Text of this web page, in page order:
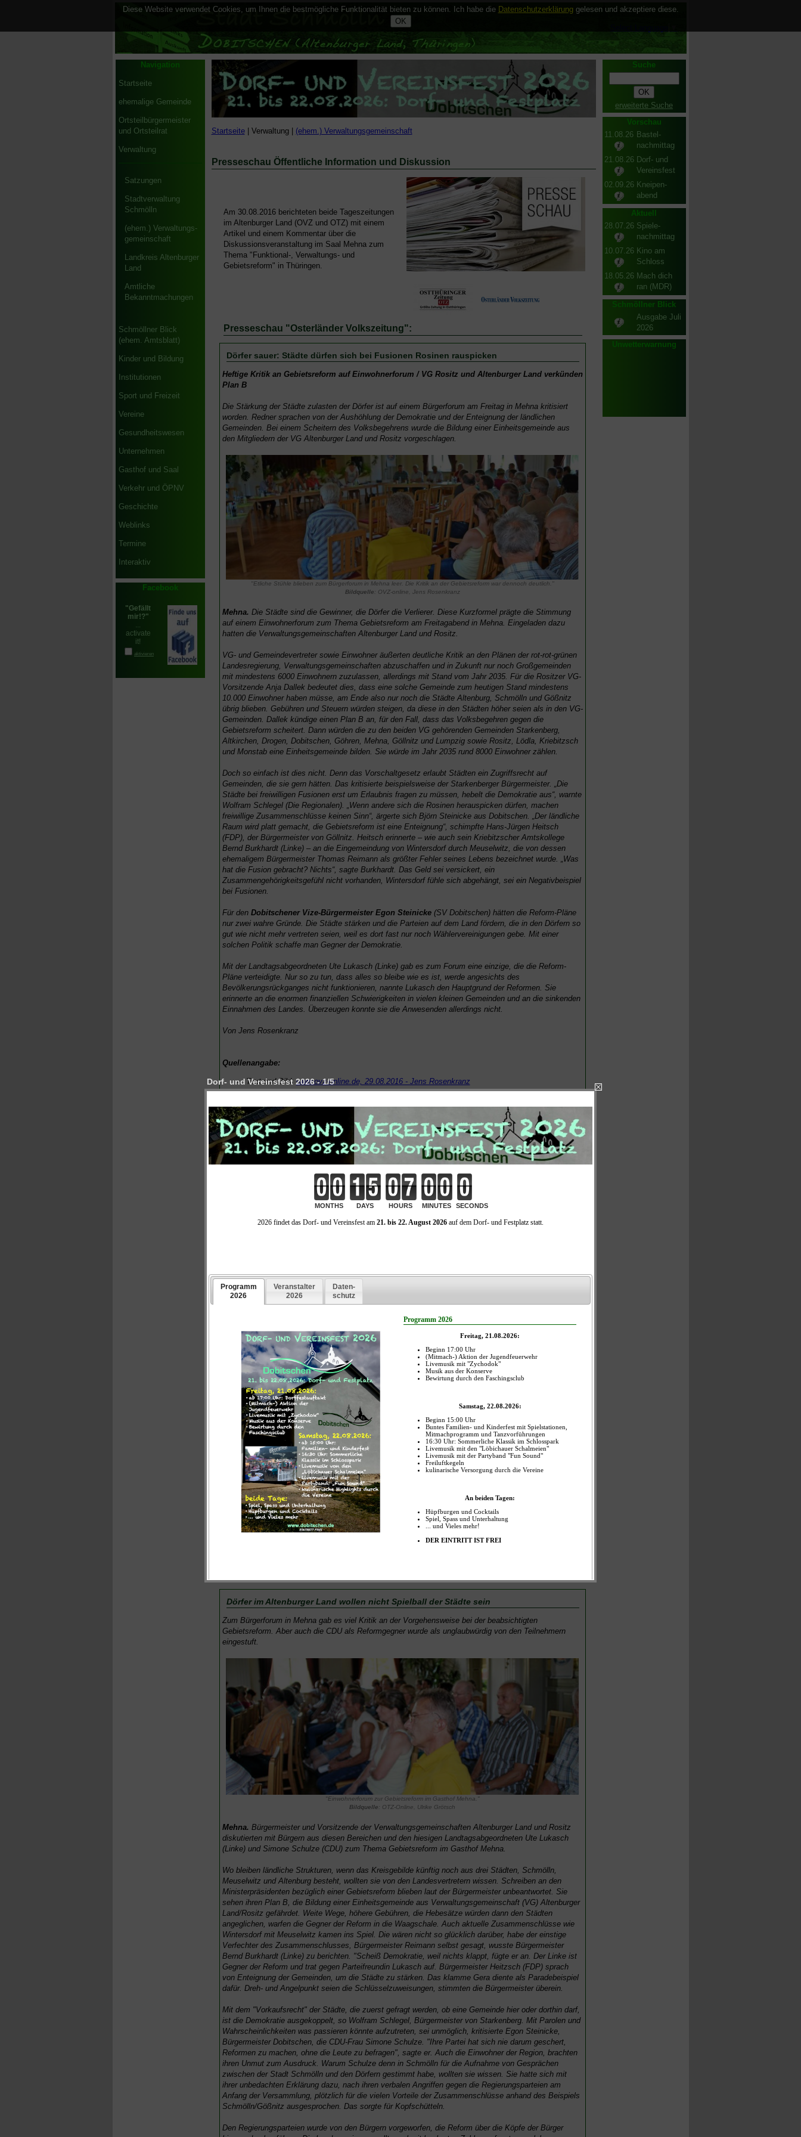
Navigation
Startseite
ehemalige Gemeinde
Ortsteilbürgermeister
und Ortsteilrat
Verwaltung
Satzungen
Stadtverwaltung
Schmölln
(ehem.) Verwaltungs-
gemeinschaft
Landkreis Altenburger
Land
Amtliche
Bekanntmachungen
Schmöllner Blick
(ehem. Amtsblatt)
Kinder und Bildung
Institutionen
Sport und Freizeit
Vereine
Gesundheitswesen
Unternehmen
Gasthof und Saal
Verkehr und ÖPNV
Geschichte
Weblinks
Termine
Interaktiv
Facebook
Startseite| Verwaltung | (ehem.) Verwaltungsgemeinschaft
Presseschau Öffentliche Information und Diskussion
Am 30.08.2016 berichteten beide Tageszeitungen
im Altenburger Land (OVZ und OTZ) mit einem
Artikel und einem Kommentar über die
Diskussionsveranstaltung im Saal Mehna zum
Thema "Funktional-, Verwaltungs- und
Gebietsreform" in Thüringen.
Presseschau "Osterländer Volkszeitung":
Dörfer sauer: Städte dürfen sich bei Fusionen Rosinen rauspicken
Heftige Kritik an Gebietsreform auf Einwohnerforum / VG Rositz und Altenburger Land verkünden
Plan B
Die Stärkung der Städte zulasten der Dörfer ist auf einem Bürgerforum am Freitag in Mehna kritisiert
worden. Redner sprachen von der Aushöhlung der Demokratie und der Enteignung der ländlichen
Gemeinden. Bei einem Scheitern des Volksbegehrens wurde die Bildung einer Einheitsgemeinde aus
den Mitgliedern der VG Altenburger Land und Rositz vorgeschlagen.
"Etliche Stühle blieben zum Bürgerforum in Mehna leer. Die Kritik an der Gebietsreform war dennoch deutlich."
Bildquelle: OVZ-online, Jens Rosenkranz
Mehna. Die Städte sind die Gewinner, die Dörfer die Verlierer. Diese Kurzformel prägte die Stimmung
auf einem Einwohnerforum zum Thema Gebietsreform am Freitagabend in Mehna. Eingeladen dazu
hatten die Verwaltungsgemeinschaften Altenburger Land und Rositz.
VG- und Gemeindevertreter sowie Einwohner äußerten deutliche Kritik an den Plänen der rot-rot-grünen
Landesregierung, Verwaltungsgemeinschaften abzuschaffen und in Zukunft nur noch Großgemeinden
mit mindestens 6000 Einwohnern zuzulassen, allerdings mit Stand vom Jahr 2035. Für die Rositzer VG-
Vorsitzende Anja Dallek bedeutet dies, dass eine solche Gemeinde zum heutigen Stand mindestens
10.000 Einwohner haben müsse, am Ende also nur noch die Städte Altenburg, Schmölln und Gößnitz
übrig blieben. Gebühren und Steuern würden steigen, da diese in den Städten höher seien als in den VG-
Gemeinden. Dallek kündige einen Plan B an, für den Fall, dass das Volksbegehren gegen die
Gebietsreform scheitert. Dann würden die zu den beiden VG gehörenden Gemeinden Starkenberg,
Altkirchen, Drogen, Dobitschen, Göhren, Mehna, Göllnitz und Lumpzig sowie Rositz, Lödla, Kriebitzsch
und Monstab eine Einheitsgemeinde bilden. Sie würde im Jahr 2035 rund 8000 Einwohner zählen.
Doch so einfach ist dies nicht. Denn das Vorschaltgesetz erlaubt Städten ein Zugriffsrecht auf
Gemeinden, die sie gern hätten. Das kritisierte beispielsweise der Starkenberger Bürgermeister. „Die
Städte bei freiwilligen Fusionen erst um Erlaubnis fragen zu müssen, hebelt die Demokratie aus“, warnte
Wolfram Schlegel (Die Regionalen). „Wenn andere sich die Rosinen herauspicken dürfen, machen
freiwillige Zusammenschlüsse keinen Sinn“, ärgerte sich Björn Steinicke aus Dobitschen. „Der ländliche
Raum wird platt gemacht, die Gebietsreform ist eine Enteignung“, schimpfte Hans-Jürgen Heitsch
(FDP), der Bürgermeister von Göllnitz. Heitsch erinnerte – wie auch sein Kriebitzscher Amtskollege
Bernd Burkhardt (Linke) – an die Eingemeindung von Wintersdorf durch Meuselwitz, die von dessen
ehemaligem Bürgermeister Thomas Reimann als größter Fehler seines Lebens bezeichnet wurde. „Was
hat die Fusion gebracht? Nichts“, sagte Burkhardt. Das Geld sei versickert, ein
Zusammengehörigkeitsgefühl nicht vorhanden, Wintersdorf fühle sich abgehängt, sei ein Negativbeispiel
bei Fusionen.
Für den Dobitschener Vize-Bürgermeister Egon Steinicke(SV Dobitschen) hätten die Reform-Pläne
nur zwei wahre Gründe. Die Städte stärken und die Parteien auf dem Land fördern, die in den Dörfern so
gut wie nicht mehr vertreten seien, weil es dort fast nur noch Wählervereinigungen gebe. Mit einer
solchen Politik schaffe man Gegner der Demokratie.
Mit der Landtagsabgeordneten Ute Lukasch (Linke) gab es zum Forum eine einzige, die die Reform-
Pläne verteidigte. Nur so zu tun, dass alles so bleibe wie es ist, werde angesichts des
Bevölkerungsrückganges nicht funktionieren, nannte Lukasch den Hauptgrund der Reformen. Sie
erinnerte an die enormen finanziellen Schwierigkeiten in vielen kleinen Gemeinden und an die sinkenden
Einnahmen des Landes. Überzeugen konnte sie die Anwesenden allerdings nicht.
Von Jens Rosenkranz
Quellenangabe:
Text und Bild:www.ovz-online.de, 29.08.2016 - Jens Rosenkranz
Kommentar: Für Plan B nicht zu lange warten
VON JENS ROSENKRANZ: Man kann gut verstehen, dass die Dörfler sauer sind, wenn ihre
Verwaltungsgemeinschaften abgeschafft werden und die Gemeinden ihre Eigenständigkeit verlieren
der Strecke bleibt. Den Städten aber wird das schnuppe sein, sie gewinnen im besten Fall sogar
Einwohner und neue Gebiete hinzu. Dass übrigens ist genau das Kalkül der Landesregierung, die die
Kritik auf dem Land in Kauf nimmt, weil sie die Einwohner dort in der Minderheit wähnt. Klarheit darüber
dass sich in Mehna außer einer Linken Abgeordneten niemand sonst blicken ließ, SPD und Grüne also
Wie gründlich eine Fusion schließlich auch schief gegen kann, zeigt ja nun das Beispiel Wintersdorf,
deren Scheitern mittlerweile offen eingestanden wird. Auch in Großstöbnitz wurden nach der
Die Ignoranz der ländlichen Befindlichkeiten sollte für die VG Rositz und Altenburger Land Anlass sein,
mit ihrem Plan B bald loszulegen. Vielleicht beginnt man zunächst einmal damit, alle zwölf Gemeinden
zu fragen, ob sie sich wirklich zusammenschließen wollen. Oder ob sich zum Beispiel Altkirchen und
Drogen womöglich in Schmölln besser aufgehoben fühlen.
Quellenangabe:
Text: Printausgabe Osterländer Volkszeitung, 30.08.2016 - Jens Rosenkranz
Presseschau "Ostthüringer Zeitung":
Dörfer im Altenburger Land wollen nicht Spielball der Städte sein
Zum Bürgerforum in Mehna gab es viel Kritik an der Vorgehensweise bei der beabsichtigten
Gebietsreform. Aber auch die CDU als Reformgegner wurde als unglaubwürdig von den Teilnehmern
eingestuft.
"Einwohnerforum zur Gebietsreform im Gasthof Mehna."
Bildquelle: OTZ-Online, Ulrike Grötsch
Mehna. Bürgermeister und Vorsitzende der Verwaltungsgemeinschaften Altenburger Land und Rositz
diskutierten mit Bürgern aus diesen Bereichen und den hiesigen Landtagsabgeordneten Ute Lukasch
(Linke) und Simone Schulze (CDU) zum Thema Gebietsreform im Gasthof Mehna.
Wo bleiben ländliche Strukturen, wenn das Kreisgebilde künftig noch aus drei Städten, Schmölln,
Meuselwitz und Altenburg besteht, wollten sie von den Landesvertretern wissen. Schreiben an den
Ministerpräsidenten bezüglich einer Gebietsreform blieben laut der Bürgermeister unbeantwortet. Sie
sehen ihren Plan B, die Bildung einer Einheitsgemeinde aus Verwaltungsgemeinschaft (VG) Altenburger
Land/Rositz gefährdet. Weite Wege, höhere Gebühren, die Hebesätze würden dann den Städten
angeglichen, warfen die Gegner der Reform in die Waagschale. Auch aktuelle Zusammenschlüsse wie
Wintersdorf mit Meuselwitz kamen ins Spiel. Die wären nicht so glücklich darüber, habe der einstige
Verfechter des Zusammenschlusses, Bürgermeister Reimann selbst gesagt, wusste Bürgermeister
Bernd Burkhardt (Linke) zu berichten. "Scheiß Demokratie, weil nichts klappt, fügte er an. Der Linke ist
Gegner der Reform und trat gegen Parteifreundin Lukasch auf. Bürgermeister Heitzsch (FDP) sprach
von Enteignung der Gemeinden, um die Städte zu stärken. Das klamme Gera diente als Paradebeispiel
dafür. Dreh- und Angelpunkt seien die Schlüsselzuweisungen, stimmten die Bürgermeister überein.
Mit dem "Vorkaufsrecht" der Städte, die zuerst gefragt werden, ob eine Gemeinde hier oder dorthin darf,
ist die Demokratie ausgekoppelt, so Wolfram Schlegel, Bürgermeister von Starkenberg. Mit Parolen und
Wahrscheinlichkeiten was passieren könnte aufzutreten, sei unmöglich, kritisierte Egon Steinicke,
Bürgermeister Dobitschen, die CDU-Frau Simone Schulze. "Ihre Partei hat sich nie darum geschert,
Reformen zu machen, ohne die Leute zu befragen", sagte er. Auch die Einwohner der Region, brachten
ihren Unmut zum Ausdruck. Warum Schulze denn in Schmölln für die Aufnahme von Gesprächen
zwischen der Stadt Schmölln und den Dörfern gestimmt habe, wollten sie wissen. Sie hatte sich mit
ihrer unbedachten Erklärung dazu, nach ihren verbalen Angriffen gegen die Regierungsparteien am
Anfang der Versammlung, plötzlich für die vielen Vorteile der Zusammenschlüsse anhand des Beispiels
Schmölln/Gößnitz ausgesprochen. Das sorgte für Kopfschütteln.
Den Regierungsparteien wurde von den Bürgern vorgeworfen, die Reform über die Köpfe der Bürger
Suche
erweiterte Suche
Vorschau
11.08.26 Bastel-
nachmittag
21.08.26 Dorf- und
Vereinsfest
02.09.26 Kneipen-
abend
Aktuell
28.07.26 Spiele-
nachmittag
10.07.26 Kino am
Schloss
18.05.26 Mach dich
ran (MDR)
Schmöllner Blick
Ausgabe Juli
2026
Unwetterwarnung
Diese Website verwendet Cookies, um Ihnen die bestmögliche Funktionalität bieten zu können. Ich habe die Datenschutzerklärung gelesen und akzeptiere diese.
Dorf- und Vereinsfest 2026 - 1/5